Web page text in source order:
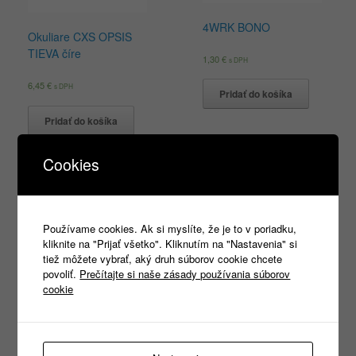
Okuliare CXS OPSIS
TIEVA číre
6,45€ s DPH
Pridať do košíka
4WRK BONO
1,30€ s DPH
Pridať do košíka
Kategórie
Nezaradené(1)
REKLAMNÝ TEXTIL(465)
Cookies
Používame cookies. Ak si myslíte, že je to v poriadku,
kliknite na "Prijať všetko". Kliknutím na "Nastavenia" si
tiež môžete vybrať, aký druh súborov cookie chcete
povoliť. Prečítajte si naše zásady používania súborov
cookie